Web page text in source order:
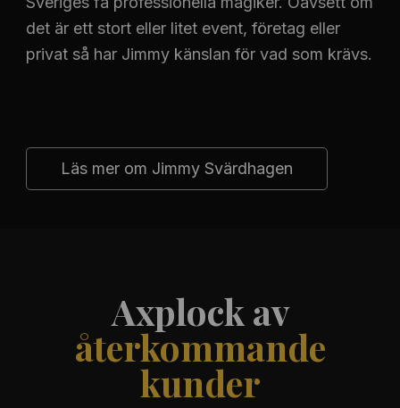
det är ett stort eller litet event, företag eller
privat så har Jimmy känslan för vad som krävs.
Läs mer om Jimmy Svärdhagen
Axplock av
återkommande
kunder